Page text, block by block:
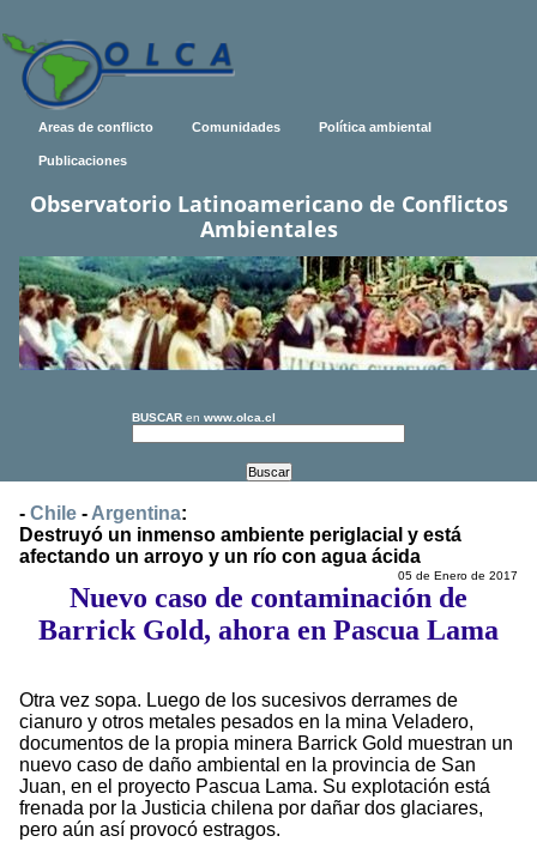
Areas de conflicto Comunidades Política ambiental
Publicaciones
Observatorio Latinoamericano de Conflictos
Ambientales
BUSCAR en www.olca.cl
- Chile - Argentina:
Destruyó un inmenso ambiente periglacial y está
afectando un arroyo y un río con agua ácida
05 de Enero de 2017
Nuevo caso de contaminación de
Barrick Gold, ahora en Pascua Lama
Otra vez sopa. Luego de los sucesivos derrames de
cianuro y otros metales pesados en la mina Veladero,
documentos de la propia minera Barrick Gold muestran un
nuevo caso de daño ambiental en la provincia de San
Juan, en el proyecto Pascua Lama. Su explotación está
frenada por la Justicia chilena por dañar dos glaciares,
pero aún así provocó estragos.